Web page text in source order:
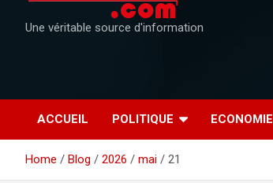
Une véritable source d'information
ACCUEIL POLITIQUE ECONOMIE
Home Blog 2026 mai 21